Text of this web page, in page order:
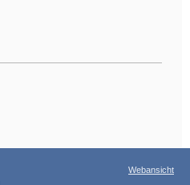
Webansicht